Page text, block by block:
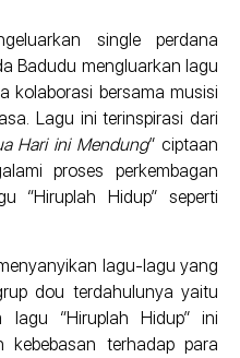
single perdana
Badudu mengluarkan lagu
kolaborasi bersama musisi
Lagu ini terinspirasi dari
Hari ini Mendung” ciptaan
proses perkembagan
“Hiruplah Hidup” seperti
lagu-lagu yang
dou terdahulunya yaitu
“Hiruplah Hidup” ini
kebebasan terhadap para